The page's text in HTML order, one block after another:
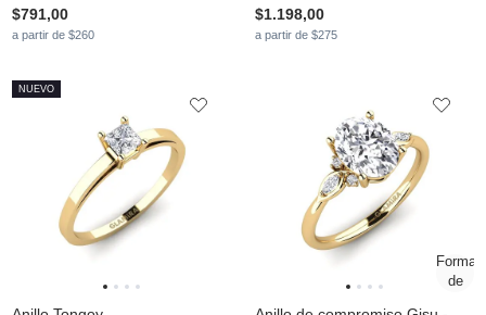
$791,00
a partir de $260
$1.198,00
a partir de $275
NUEVO